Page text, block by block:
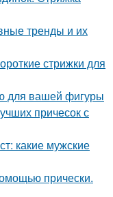
тренды и их
стрижки для
для вашей фигуры
причесок с
какие мужские
прически.